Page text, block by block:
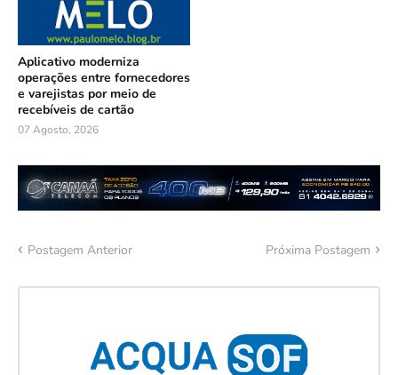
Aplicativo moderniza
operações entre fornecedores
e varejistas por meio de
recebíveis de cartão
07 Agosto, 2026
Postagem Anterior Próxima Postagem